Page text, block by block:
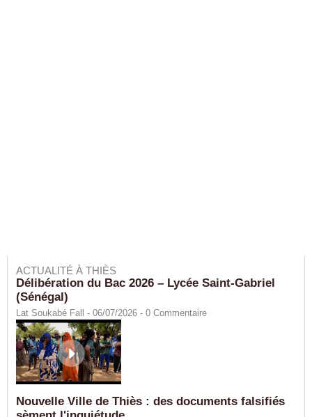
ACTUALITÉ À THIÈS
Délibération du Bac 2026 – Lycée Saint-Gabriel
(Sénégal)
Lat Soukabé Fall - 06/07/2026 - 0 Commentaire
Nouvelle Ville de Thiès : des documents falsifiés